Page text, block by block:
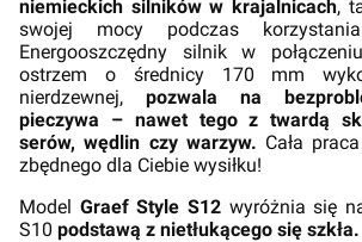
niemieckich silników w krajalnicach,
swojej mocy podczas
Energooszczędny silnik w
ostrzem o średnicy 170 mm
nierdzewnej, pozwala na
pieczywa – nawet tego z twardą
serów, wędlin czy warzyw. Cała
zbędnego dla Ciebie wysiłku!
Model Graef Style S12 wyróżnia się
S10 podstawą z nietłukącego się szkła.